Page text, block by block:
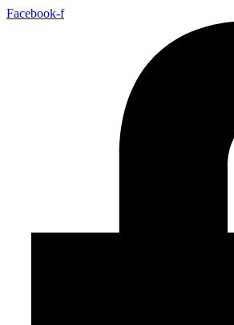
Facebook-f